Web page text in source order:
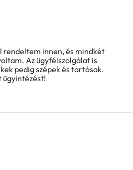
rendeltem innen, és mindkét
Az ügyfélszolgálat is
pedig szépek és tartósak.
ügyintézést!